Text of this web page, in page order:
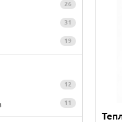
26
31
19
12
11